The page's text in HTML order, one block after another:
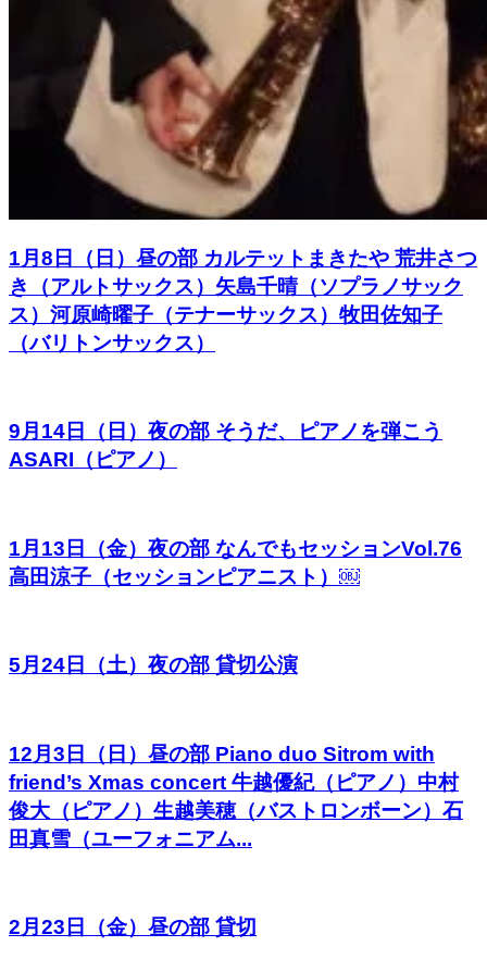
1月8日（日）昼の部 カルテットまきたや 荒井さつ
き（アルトサックス）矢島千晴（ソプラノサック
ス）河原崎曜子（テナーサックス）牧田佐知子
（バリトンサックス）
9月14日（日）夜の部 そうだ、ピアノを弾こう
ASARI（ピアノ）
1月13日（金）夜の部 なんでもセッションVol.76
高田涼子（セッションピアニスト）￼
5月24日（土）夜の部 貸切公演
12月3日（日）昼の部 Piano duo Sitrom with
friend’s Xmas concert 牛越優紀（ピアノ）中村
俊大（ピアノ）生越美穂（バストロンボーン）石
田真雪（ユーフォニアム...
2月23日（金）昼の部 貸切